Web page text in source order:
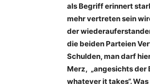
als Begriff erinnert
mehr vertreten sein
der
die beiden Parteien
Schulden, man darf
Merz, „angesichts der
whatever it takes“.